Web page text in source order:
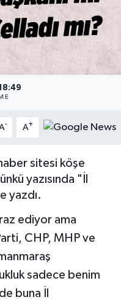
- A+
sitesi köşe
yazısında "İl
yazdı.
ediyor ama
CHP, MHP ve
sadece benim
buna İl